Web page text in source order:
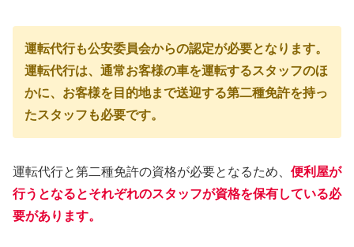
運転代行も公安委員会からの認定が必要となります。
運転代行は、通常お客様の車を運転するスタッフのほ
かに、お客様を目的地まで送迎する第二種免許を持っ
たスタッフも必要です。
運転代行と第二種免許の資格が必要となるため、 便利屋が
行うとなるとそれぞれのスタッフが資格を保有している必
要があります。